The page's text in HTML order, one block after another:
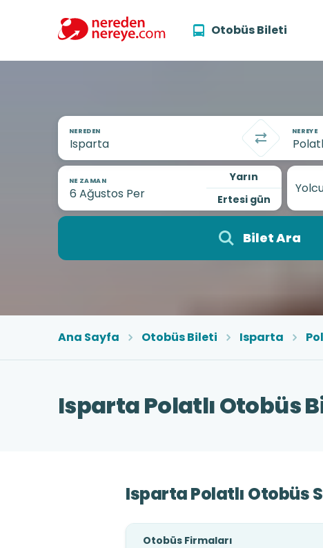
Otobüs Bileti
NEREDEN NEREYE
NE ZAMAN
Yarın
Ertesi gün
Bilet Ara
Ana Sayfa Otobüs Bileti Isparta
Isparta Polatlı Otobüs
Isparta Polatlı Otobüs
Otobüs Firmaları